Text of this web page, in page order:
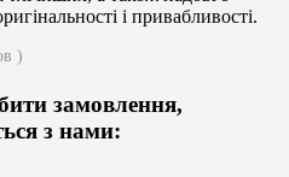
і привабливості.
)
замовлення,
з нами: